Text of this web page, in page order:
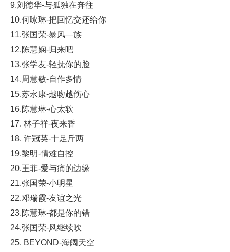
9.刘德华-与孤独在奔往
10.何咏琳-把回忆交还给你
11.张国荣-暴风—族
12.陈慧娴-归来吧
13.张学友-轻抚你的脸
14.周慧敏-自作多情
15.苏永康-越吻越伤心
16.陈慧琳-心太软
17. 林子祥-夜来香
18. 许冠英-十足斤两
19.黎明-情难自控
20.王菲-爱与痛的边缘
21.张国荣-小明星
22.邓瑞霞-友谊之光
23.陈慧琳-都是你的错
24.张国荣-风继续吹
25. BEYOND-海阔天空